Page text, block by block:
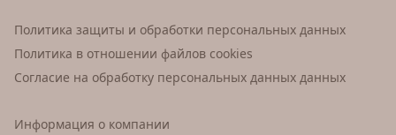
Политика защиты и обработки персональных данных
Политика в отношении файлов cookies
Согласие на обработку персональных данных данных
Информация о компании